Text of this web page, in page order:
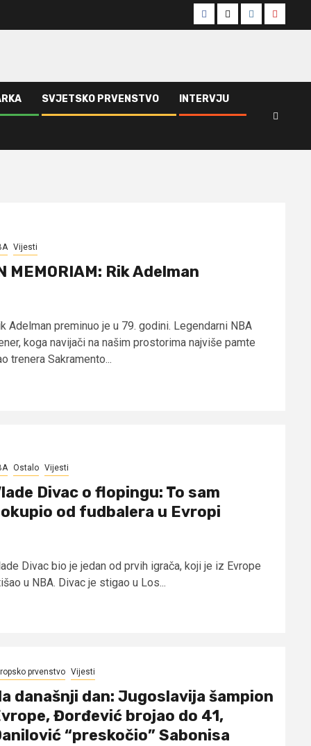
Facebook
TwitterInstagram
SVJETSKO PRVENSTVO INTERVJU
Vijesti
MEMORIAM: Rik Adelman
Adelman preminuo je u 79. godini. Legendarni NBA
koga navijači na našim prostorima najviše pamte
trenera Sakramento...
Ostalo Vijesti
Divac o flopingu: To sam
od fudbalera u Evropi
Divac bio je jedan od prvih igrača, koji je iz Evrope
u NBA. Divac je stigao u Los...
prvenstvo Vijesti
današnji dan: Jugoslavija šampion
Đorđević brojao do 41,
“preskočio” Sabonisa